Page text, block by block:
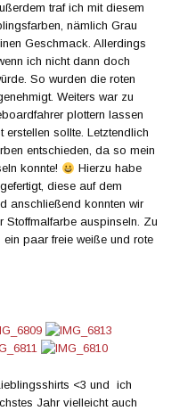
traf ich mit diesem
nämlich Grau
Geschmack. Allerdings
ich nicht dann doch
So wurden die roten
Weiters war zu
plottern lassen
sollte. Letztendlich
entschieden, da so mein
konnte!
Hierzu habe
diese auf dem
anschließend konnten wir
Stoffmalfarbe auspinseln. Zu
paar freie weiße und rote
<3 und ich
Jahr vielleicht auch